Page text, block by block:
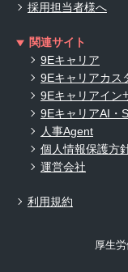
採用担当者様へ
関連サイト
9Eキャリア
9Eキャリアカス
9Eキャリアイン
9EキャリアAI・
人事Agent
個人情報保護方
運営会社
利用規約
厚生